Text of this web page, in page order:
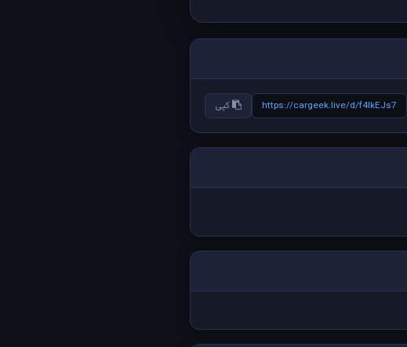
https://cargeek.live/d/f4IkEJs7 کپی